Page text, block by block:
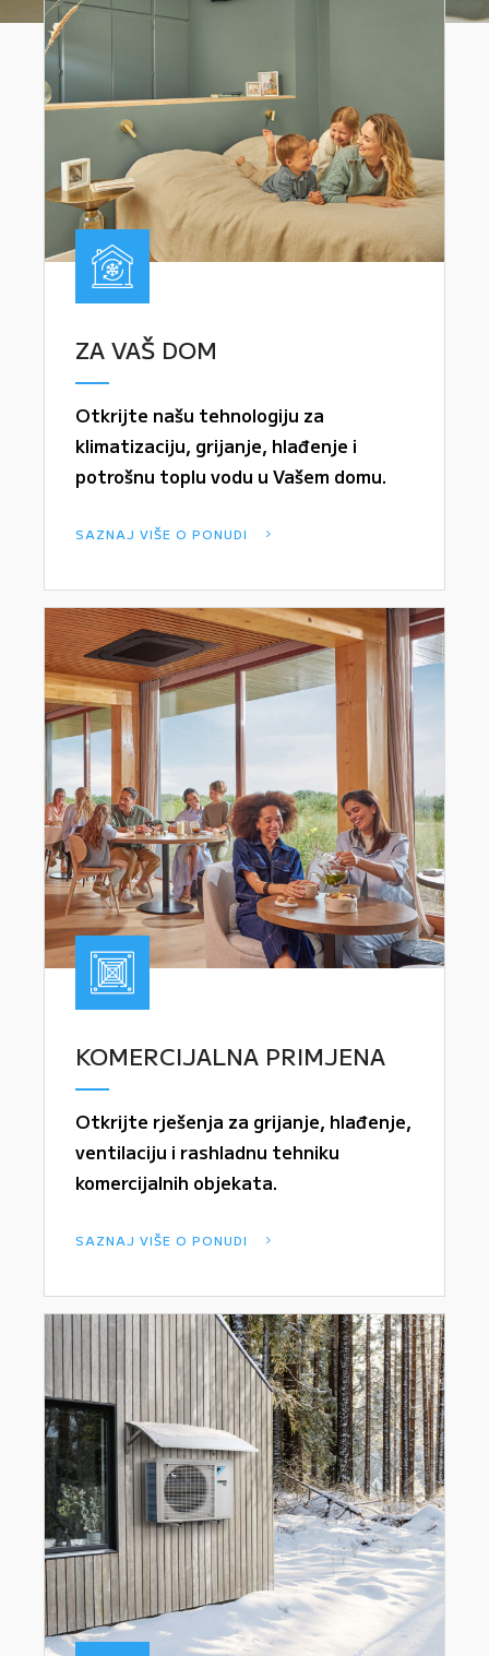
ZA VAŠ DOM
Otkrijte našu tehnologiju za
klimatizaciju, grijanje, hlađenje i
potrošnu toplu vodu u Vašem domu.
SAZNAJ VIŠE O PONUDI
KOMERCIJALNA PRIMJENA
Otkrijte rješenja za grijanje, hlađenje,
ventilaciju i rashladnu tehniku
komercijalnih objekata.
SAZNAJ VIŠE O PONUDI